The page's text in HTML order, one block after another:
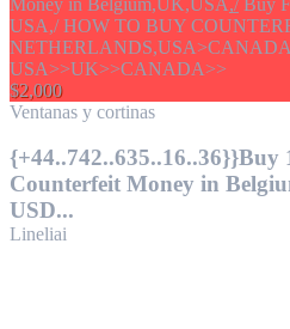
$2,000
Ventanas y cortinas
{+44..742..635..16..36}}Buy
Counterfeit Money in
USD...
Lineliai